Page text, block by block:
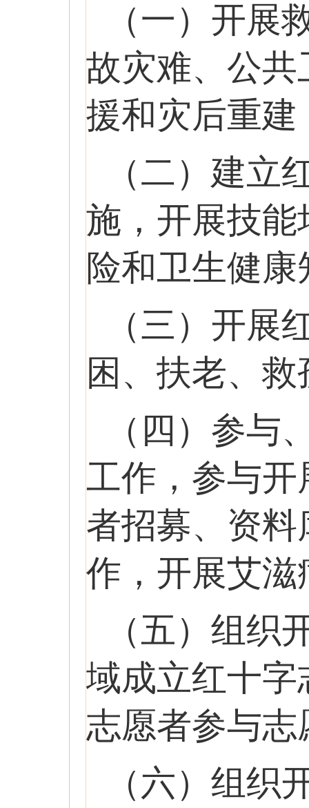
（一）开展
故灾难、公
援和灾后重建
（二）建立
施，开展技
险和卫生健康
（三）开展
困、扶老、
（四）参与
工作，参与
者招募、资
作，开展艾
（五）组织
域成立红十
志愿者参与
（六）组织